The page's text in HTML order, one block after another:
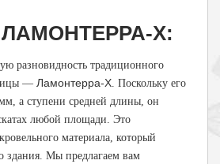
Х:
разновидность традиционного
— Ламонтерра-Х. Поскольку его
мм, а ступени средней длины, он
любой площади. Это
материала, который
здания. Мы предлагаем вам